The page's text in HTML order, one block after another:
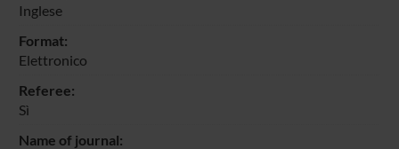
Inglese
Format:
Elettronico
Referee:
Sì
Name of journal: